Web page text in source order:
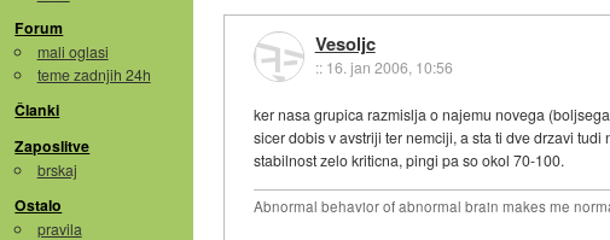
Forum
mali oglasi
teme zadnjih 24h
Članki
Zaposlitve
brskaj
Ostalo
pravila
Vesoljc
:: 16. jan 2006, 10:56
ker nasa grupica razmislja o najemu novega
sicer dobis v avstriji ter nemciji, a sta ti dve drzavi
stabilnost zelo kriticna, pingi pa so okol 70-100.
Abnormal behavior of abnormal brain makes me